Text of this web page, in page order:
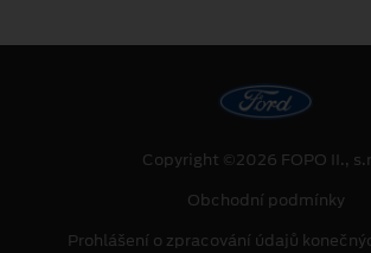
Copyright ©2026 FOPO II.,
Obchodní podmínky
Prohlášení o zpracování údajů